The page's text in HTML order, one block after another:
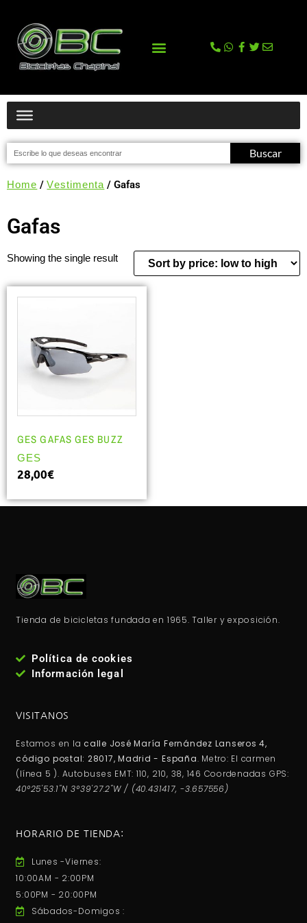
Buscar
Home /Vestimenta / Gafas
Gafas
Showing the single result
GES GAFAS GES BUZZ
GES
28,00€
Tienda de bicicletas fundada en 1965. Taller y exposición.
Política de cookies
Información legal
VISITANOS
Estamos en la calle José María Fernández Lanseros 4,
código postal: 28017, Madrid - España. Metro: El carmen
(línea 5 ). Autobuses EMT: 110, 210, 38, 146 Coordenadas GPS:
40°25'53.1"N 3°39'27.2"W / (40.431417, -3.657556)
HORARIO DE TIENDA:
Lunes -Viernes:
10:00AM - 2:00PM
5:00PM - 20:00PM
Sábados-Domigos :